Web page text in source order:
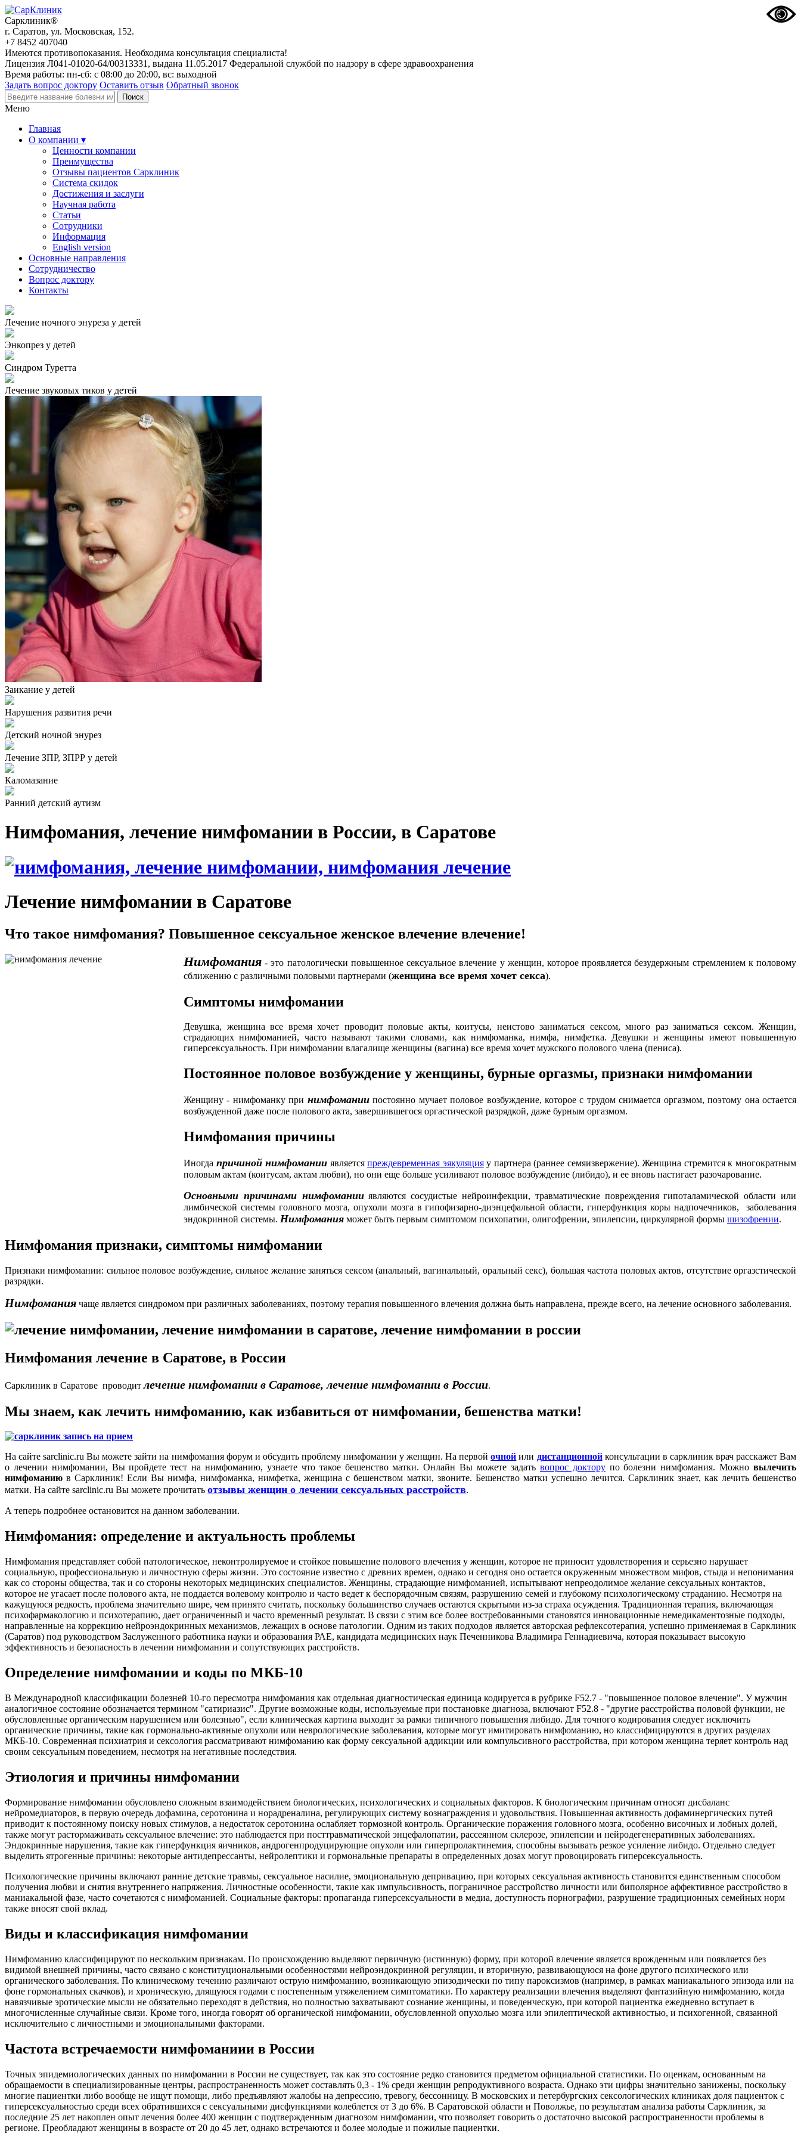
Сарклиник®
г. Саратов, ул. Московская, 152.
+7 8452 407040
Имеются противопоказания. Необходима консультация специалиста!
Лицензия Л041-01020-64/00313331, выдана 11.05.2017 Федеральной службой по надзору в сфере здравоохранения
Время работы: пн-сб: с 08:00 до 20:00, вс: выходной
Задать вопрос доктору Оставить отзыв Обратный звонок
Меню
Главная
О компании ▾
Ценности компании
Преимущества
Отзывы пациентов Сарклиник
Система скидок
Достижения и заслуги
Научная работа
Статьи
Сотрудники
Информация
English version
Основные направления
Сотрудничество
Вопрос доктору
Контакты
Лечение ночного энуреза у детей
Энкопрез у детей
Синдром Туретта
Лечение звуковых тиков у детей
Заикание у детей
Нарушения развития речи
Детский ночной энурез
Лечение ЗПР, ЗПРР у детей
Каломазание
Ранний детский аутизм
Нимфомания, лечение нимфомании в России, в Саратове
Лечение нимфомании в Саратове
Что такое нимфомания? Повышенное сексуальное женское влечение влечение!
Нимфомания - это патологически повышенное сексуальное влечение у женщин, которое проявляется безудержным стремлением к половому
сближению с различными половыми партнерами (женщина все время хочет секса).
Симптомы нимфомании
Девушка, женщина все время хочет проводит половые акты, коитусы, неистово заниматься сексом, много раз заниматься сексом. Женщин,
страдающих нимфоманией, часто называют такими словами, как нимфоманка, нимфа, нимфетка. Девушки и женщины имеют повышенную
гиперсексуальность. При нимфомании влагалище женщины (вагина) все время хочет мужского полового члена (пениса).
Постоянное половое возбуждение у женщины, бурные оргазмы, признаки нимфомании
Женщину - нимфоманку при нимфоманиипостоянно мучает половое возбуждение, которое с трудом снимается оргазмом, поэтому она остается
возбужденной даже после полового акта, завершившегося оргастической разрядкой, даже бурным оргазмом.
Нимфомания причины
Иногда причиной нимфомании являетсяпреждевременная эякуляцияу партнера (раннее семяизвержение). Женщина стремится к многократным
половым актам (коитусам, актам любви), но они еще больше усиливают половое возбуждение (либидо), и ее вновь настигает разочарование.
Основными причинами нимфоманииявляются сосудистые нейроинфекции, травматические повреждения гипоталамической области или
лимбической системы головного мозга, опухоли мозга в гипофизарно-диэнцефальной области, гиперфункция коры надпочечников, заболевания
эндокринной системы. Нимфомания может быть первым симптомом психопатии, олигофрении, эпилепсии, циркулярной формы шизофрении.
Нимфомания признаки, симптомы нимфомании
Признаки нимфомании: сильное половое возбуждение, сильное желание заняться сексом (анальный, вагинальный, оральный секс), большая частота половых актов, отсутствие оргазстической
разрядки.
Нимфомания чаще является синдромом при различных заболеваниях, поэтому терапия повышенного влечения должна быть направлена, прежде всего, на лечение основного заболевания.
Нимфомания лечение в Саратове, в России
Сарклиник в Саратове проводитлечение нимфомании в Саратове, лечение нимфомании в России.
Мы знаем, как лечить нимфоманию, как избавиться от нимфомании, бешенства матки!
На сайте sarclinic.ru Вы можете зайти на нимфомания форум и обсудить проблему нимфомании у женщин. На первойочной или дистанционнойконсультации в сарклиник врач расскажет Вам
о лечении нимфомании, Вы пройдете тест на нимфоманию, узнаете что такое бешенство матки. Онлайн Вы можете задать вопрос докторупо болезни нимфомания. Можновылечить
нимфоманию в Сарклиник! Если Вы нимфа, нимфоманка, нимфетка, женщина с бешенством матки, звоните. Бешенство матки успешно лечится. Сарклиник знает, как лечить бешенство
матки. На сайте sarclinic.ru Вы можете прочитать отзывы женщин о лечении сексуальных расстройств.
А теперь подробнее остановится на данном заболевании.
Нимфомания: определение и актуальность проблемы
Нимфомания представляет собой патологическое, неконтролируемое и стойкое повышение полового влечения у женщин, которое не приносит удовлетворения и серьезно нарушает
социальную, профессиональную и личностную сферы жизни. Это состояние известно с древних времен, однако и сегодня оно остается окруженным множеством мифов, стыда и непонимания
как со стороны общества, так и со стороны некоторых медицинских специалистов. Женщины, страдающие нимфоманией, испытывают непреодолимое желание сексуальных контактов,
которое не угасает после полового акта, не поддается волевому контролю и часто ведет к беспорядочным связям, разрушению семей и глубокому психологическому страданию. Несмотря на
кажущуюся редкость, проблема значительно шире, чем принято считать, поскольку большинство случаев остаются скрытыми из-за страха осуждения. Традиционная терапия, включающая
психофармакологию и психотерапию, дает ограниченный и часто временный результат. В связи с этим все более востребованными становятся инновационные немедикаментозные подходы,
направленные на коррекцию нейроэндокринных механизмов, лежащих в основе патологии. Одним из таких подходов является авторская рефлексотерапия, успешно применяемая в Сарклиник
(Саратов) под руководством Заслуженного работника науки и образования РАЕ, кандидата медицинских наук Печенникова Владимира Геннадиевича, которая показывает высокую
эффективность и безопасность в лечении нимфомании и сопутствующих расстройств.
Определение нимфомании и коды по МКБ-10
В Международной классификации болезней 10-го пересмотра нимфомания как отдельная диагностическая единица кодируется в рубрике F52.7 - "повышенное половое влечение". У мужчин
аналогичное состояние обозначается термином "сатириазис". Другие возможные коды, используемые при постановке диагноза, включают F52.8 - "другие расстройства половой функции, не
обусловленные органическим нарушением или болезнью", если клиническая картина выходит за рамки типичного повышения либидо. Для точного кодирования следует исключить
органические причины, такие как гормонально-активные опухоли или неврологические заболевания, которые могут имитировать нимфоманию, но классифицируются в других разделах
МКБ-10. Современная психиатрия и сексология рассматривают нимфоманию как форму сексуальной аддикции или компульсивного расстройства, при котором женщина теряет контроль над
своим сексуальным поведением, несмотря на негативные последствия.
Этиология и причины нимфомании
Формирование нимфомании обусловлено сложным взаимодействием биологических, психологических и социальных факторов. К биологическим причинам относят дисбаланс
нейромедиаторов, в первую очередь дофамина, серотонина и норадреналина, регулирующих систему вознаграждения и удовольствия. Повышенная активность дофаминергических путей
приводит к постоянному поиску новых стимулов, а недостаток серотонина ослабляет тормозной контроль. Органические поражения головного мозга, особенно височных и лобных долей,
также могут растормаживать сексуальное влечение: это наблюдается при посттравматической энцефалопатии, рассеянном склерозе, эпилепсии и нейродегенеративных заболеваниях.
Эндокринные нарушения, такие как гиперфункция яичников, андрогенпродуцирующие опухоли или гиперпролактинемия, способны вызывать резкое усиление либидо. Отдельно следует
выделить ятрогенные причины: некоторые антидепрессанты, нейролептики и гормональные препараты в определенных дозах могут провоцировать гиперсексуальность.
Психологические причины включают ранние детские травмы, сексуальное насилие, эмоциональную депривацию, при которых сексуальная активность становится единственным способом
получения любви и снятия внутреннего напряжения. Личностные особенности, такие как импульсивность, пограничное расстройство личности или биполярное аффективное расстройство в
маниакальной фазе, часто сочетаются с нимфоманией. Социальные факторы: пропаганда гиперсексуальности в медиа, доступность порнографии, разрушение традиционных семейных норм
также вносят свой вклад.
Виды и классификация нимфомании
Нимфоманию классифицируют по нескольким признакам. По происхождению выделяют первичную (истинную) форму, при которой влечение является врожденным или появляется без
видимой внешней причины, часто связано с конституциональными особенностями нейроэндокринной регуляции, и вторичную, развивающуюся на фоне другого психического или
органического заболевания. По клиническому течению различают острую нимфоманию, возникающую эпизодически по типу пароксизмов (например, в рамках маниакального эпизода или на
фоне гормональных скачков), и хроническую, длящуюся годами с постепенным утяжелением симптоматики. По характеру реализации влечения выделяют фантазийную нимфоманию, когда
навязчивые эротические мысли не обязательно переходят в действия, но полностью захватывают сознание женщины, и поведенческую, при которой пациентка ежедневно вступает в
многочисленные случайные связи. Кроме того, иногда говорят об органической нимфомании, обусловленной опухолью мозга или эпилептической активностью, и психогенной, связанной
исключительно с личностными и эмоциональными факторами.
Частота встречаемости нимфоманиии в России
Точных эпидемиологических данных по нимфомании в России не существует, так как это состояние редко становится предметом официальной статистики. По оценкам, основанным на
обращаемости в специализированные центры, распространенность может составлять 0,3 - 1% среди женщин репродуктивного возраста. Однако эти цифры значительно занижены, поскольку
многие пациентки либо вообще не ищут помощи, либо предъявляют жалобы на депрессию, тревогу, бессонницу. В московских и петербургских сексологических клиниках доля пациенток с
гиперсексуальностью среди всех обратившихся с сексуальными дисфункциями колеблется от 3 до 6%. В Саратовской области и Поволжье, по результатам анализа работы Сарклиник, за
последние 25 лет накоплен опыт лечения более 400 женщин с подтвержденным диагнозом нимфомании, что позволяет говорить о достаточно высокой распространенности проблемы в
регионе. Преобладают женщины в возрасте от 20 до 45 лет, однако встречаются и более молодые и пожилые пациентки.